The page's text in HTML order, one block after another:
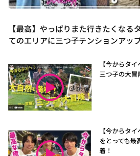
【最高】やっぱりまた行きたくなる
てのエリアに三つ子テンションアッ
【今からタ
三つ子の大冒
【今からタ
をとっても最
着！